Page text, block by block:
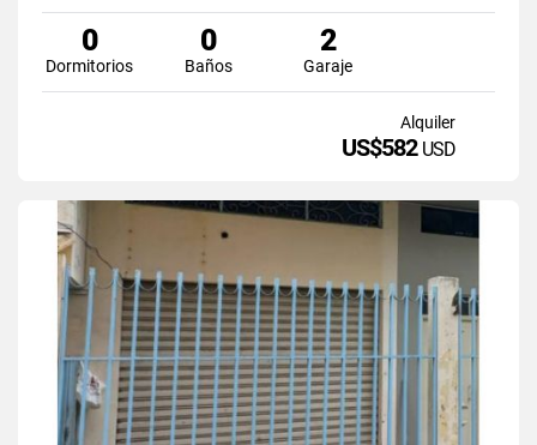
0
Dormitorios
0
Baños
2
Garaje
Alquiler
US$582 USD